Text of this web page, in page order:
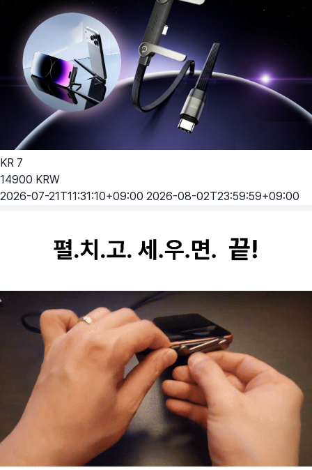
KR 7
14900 KRW
2026-07-21T11:31:10+09:00 2026-08-02T23:59:59+09:00